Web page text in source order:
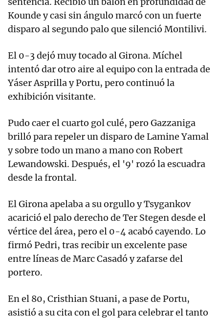
Kounde y casi sin ángulo marcó con un fuerte
disparo al segundo palo que silenció Montilivi.
El 0-3 dejó muy tocado al Girona. Míchel
intentó dar otro aire al equipo con la entrada de
Yáser Asprilla y Portu, pero continuó la
exhibición visitante.
Pudo caer el cuarto gol culé, pero Gazzaniga
brilló para repeler un disparo de Lamine Yamal
y sobre todo un mano a mano con Robert
Lewandowski. Después, el '9' rozó la escuadra
desde la frontal.
El Girona apelaba a su orgullo y Tsygankov
acarició el palo derecho de Ter Stegen desde el
vértice del área, pero el 0-4 acabó cayendo. Lo
firmó Pedri, tras recibir un excelente pase
entre líneas de Marc Casadó y zafarse del
portero.
En el 80, Cristhian Stuani, a pase de Portu,
asistió a su cita con el gol para celebrar el tanto